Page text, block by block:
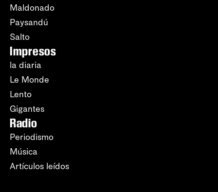
Maldonado
Paysandú
Salto
Impresos
la diaria
Le Monde
Lento
Gigantes
Radio
Periodismo
Música
Artículos leídos